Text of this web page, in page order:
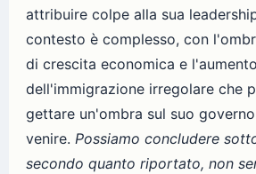
attribuire colpe alla sua
contesto è complesso, con
di crescita economica e l'aumento
dell'immigrazione irregolare che
gettare un'ombra sul suo
venire. Possiamo concludere
secondo quanto riportato, non